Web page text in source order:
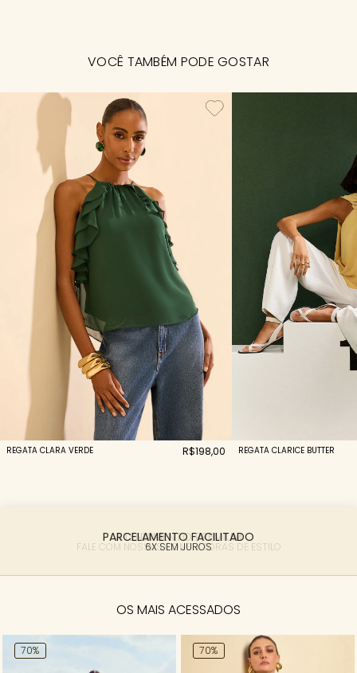
VOCÊ TAMBÉM PODE GOSTAR
REGATA CLARA VERDE R$198,00 REGATA CLARICE BUTTER
PARCELAMENTO FACILITADO
6X SEM JUROS
OS MAIS ACESSADOS
70% 70%